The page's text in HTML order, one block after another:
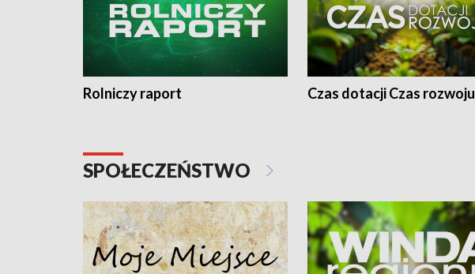
Rolniczy raport Czas dotacji Czas rozwoju
SPOŁECZEŃSTWO